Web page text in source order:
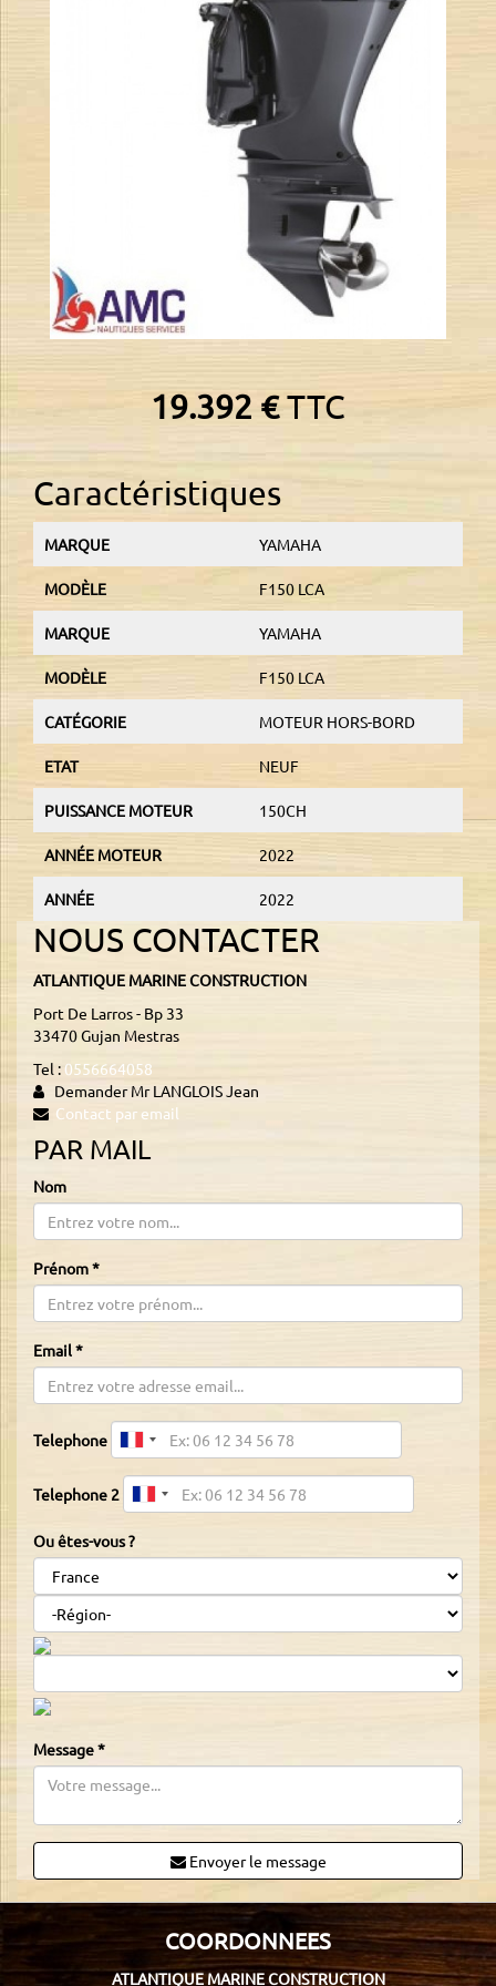
19.392 € TTC
Caractéristiques
MARQUE YAMAHA
MODÈLE F150 LCA
MARQUE YAMAHA
MODÈLE F150 LCA
CATÉGORIE MOTEUR HORS-BORD
ETAT NEUF
PUISSANCE MOTEUR 150CH
ANNÉE MOTEUR 2022
ANNÉE 2022
NOUS CONTACTER
ATLANTIQUE MARINE CONSTRUCTION
Port De Larros - Bp 33
33470 Gujan Mestras
Tel : 0556664058
Demander Mr LANGLOIS Jean
Contact par email
PAR MAIL
Nom
Prénom*
Email*
Telephone
Telephone 2
Ou êtes-vous ?
Message*
Envoyer le message
COORDONNEES
ATLANTIQUE MARINE CONSTRUCTION